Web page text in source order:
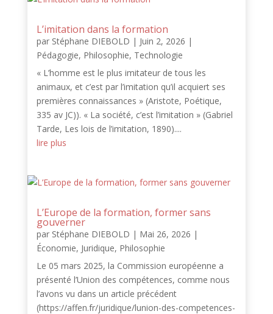
L’imitation dans la formation
par Stéphane DIEBOLD | Juin 2, 2026 |
Pédagogie, Philosophie, Technologie
« L’homme est le plus imitateur de tous les
animaux, et c’est par l’imitation qu’il acquiert ses
premières connaissances » (Aristote, Poétique,
335 av JC)). « La société, c’est l’imitation » (Gabriel
Tarde, Les lois de l’imitation, 1890)....
lire plus
L’Europe de la formation, former sans
gouverner
par Stéphane DIEBOLD | Mai 26, 2026 |
Économie, Juridique, Philosophie
Le 05 mars 2025, la Commission européenne a
présenté l’Union des compétences, comme nous
l’avons vu dans un article précédent
(https://affen.fr/juridique/lunion-des-competences-